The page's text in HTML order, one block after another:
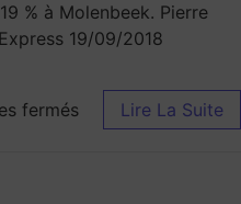
% à Molenbeek. Pierre
19/09/2018
fermés Lire La Suite